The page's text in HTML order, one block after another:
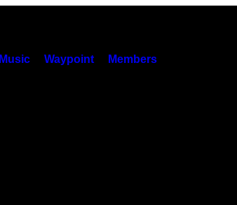
Music Waypoint Members